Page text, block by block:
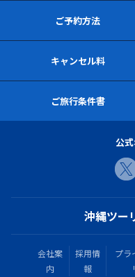
ご予約方法
キャンセル料
ご旅行条件書
公
沖縄ツー
会社案
内
採用情
報
プラ